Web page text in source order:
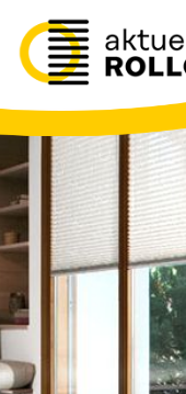
Zum Inhalt springen